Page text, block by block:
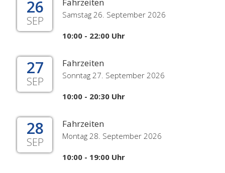
26
SEP Samstag 26. September 2026
10:00 - 22:00 Uhr
27
SEP
Fahrzeiten
Sonntag 27. September 2026
10:00 - 20:30 Uhr
28
SEP
Fahrzeiten
Montag 28. September 2026
10:00 - 19:00 Uhr